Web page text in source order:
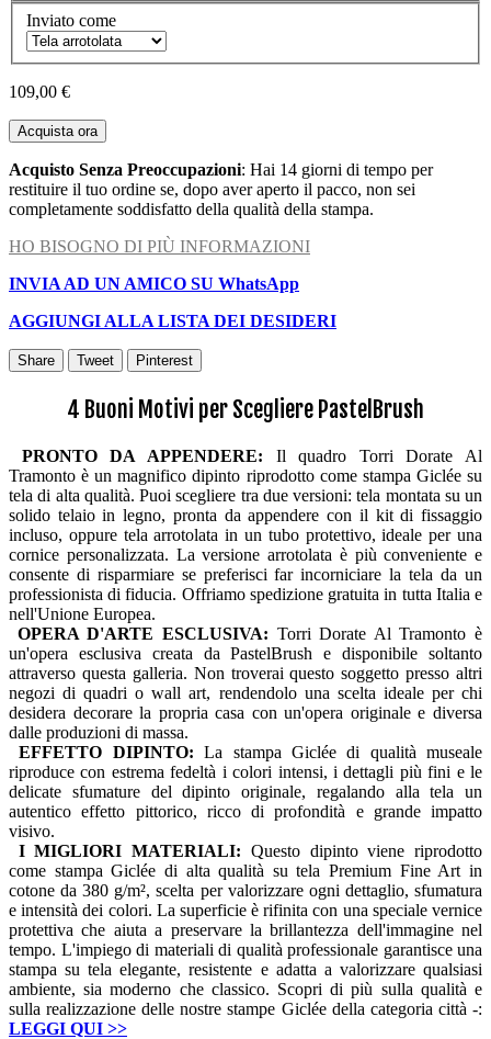
Inviato come
109,00 €
Acquista ora
Acquisto Senza Preoccupazioni: Hai 14 giorni di tempo per
restituire il tuo ordine se, dopo aver aperto il pacco, non sei
completamente soddisfatto della qualità della stampa.
HO BISOGNO DI PIÙ INFORMAZIONI
INVIA AD UN AMICO SU WhatsApp
AGGIUNGI ALLA LISTA DEI DESIDERI
Share Tweet Pinterest
4 Buoni Motivi per Scegliere PastelBrush
PRONTO DA APPENDERE: Il quadro Torri Dorate Al
Tramonto è un magnifico dipinto riprodotto come stampa Giclée su
tela di alta qualità. Puoi scegliere tra due versioni: tela montata su un
solido telaio in legno, pronta da appendere con il kit di fissaggio
incluso, oppure tela arrotolata in un tubo protettivo, ideale per una
cornice personalizzata. La versione arrotolata è più conveniente e
consente di risparmiare se preferisci far incorniciare la tela da un
professionista di fiducia. Offriamo spedizione gratuita in tutta Italia e
nell'Unione Europea.
OPERA D'ARTE ESCLUSIVA: Torri Dorate Al Tramonto è
un'opera esclusiva creata da PastelBrush e disponibile soltanto
attraverso questa galleria. Non troverai questo soggetto presso altri
negozi di quadri o wall art, rendendolo una scelta ideale per chi
desidera decorare la propria casa con un'opera originale e diversa
dalle produzioni di massa.
EFFETTO DIPINTO: La stampa Giclée di qualità museale
riproduce con estrema fedeltà i colori intensi, i dettagli più fini e le
delicate sfumature del dipinto originale, regalando alla tela un
autentico effetto pittorico, ricco di profondità e grande impatto
visivo.
I MIGLIORI MATERIALI: Questo dipinto viene riprodotto
come stampa Giclée di alta qualità su tela Premium Fine Art in
cotone da 380 g/m², scelta per valorizzare ogni dettaglio, sfumatura
e intensità dei colori. La superficie è rifinita con una speciale vernice
protettiva che aiuta a preservare la brillantezza dell'immagine nel
tempo. L'impiego di materiali di qualità professionale garantisce una
stampa su tela elegante, resistente e adatta a valorizzare qualsiasi
ambiente, sia moderno che classico. Scopri di più sulla qualità e
sulla realizzazione delle nostre stampe Giclée della categoria città -:
LEGGI QUI >>